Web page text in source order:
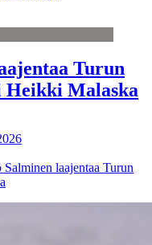
Turun
Heikki Malaska
laajentaa Turun